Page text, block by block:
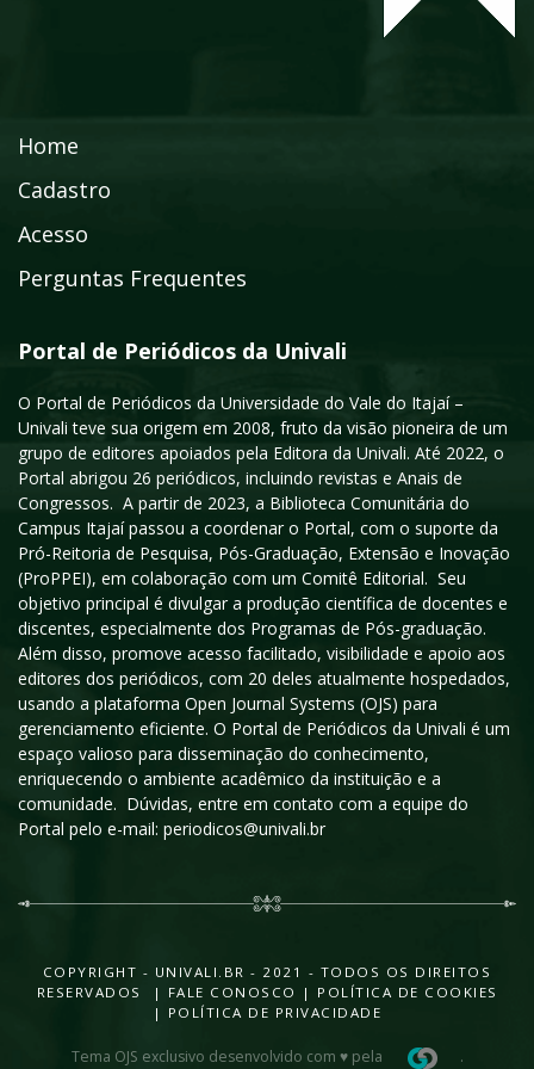
Home
Cadastro
Acesso
Perguntas Frequentes
Portal de Periódicos da Univali
O Portal de Periódicos da Universidade do Vale do Itajaí –
Univali teve sua origem em 2008, fruto da visão pioneira de um
grupo de editores apoiados pela Editora da Univali. Até 2022, o
Portal abrigou 26 periódicos, incluindo revistas e Anais de
Congressos. A partir de 2023, a Biblioteca Comunitária do
Campus Itajaí passou a coordenar o Portal, com o suporte da
Pró-Reitoria de Pesquisa, Pós-Graduação, Extensão e Inovação
(ProPPEI), em colaboração com um Comitê Editorial. Seu
objetivo principal é divulgar a produção científica de docentes e
discentes, especialmente dos Programas de Pós-graduação.
Além disso, promove acesso facilitado, visibilidade e apoio aos
editores dos periódicos, com 20 deles atualmente hospedados,
usando a plataforma Open Journal Systems (OJS) para
gerenciamento eficiente. O Portal de Periódicos da Univali é um
espaço valioso para disseminação do conhecimento,
enriquecendo o ambiente acadêmico da instituição e a
comunidade. Dúvidas, entre em contato com a equipe do
Portal pelo e-mail: periodicos@univali.br
COPYRIGHT - UNIVALI.BR - 2021 - TODOS OS DIREITOS
RESERVADOS |
FALE CONOSCO | POLÍTICA DE COOKIES
| POLÍTICA DE PRIVACIDADE
Tema OJS exclusivo desenvolvido com ♥ pela .